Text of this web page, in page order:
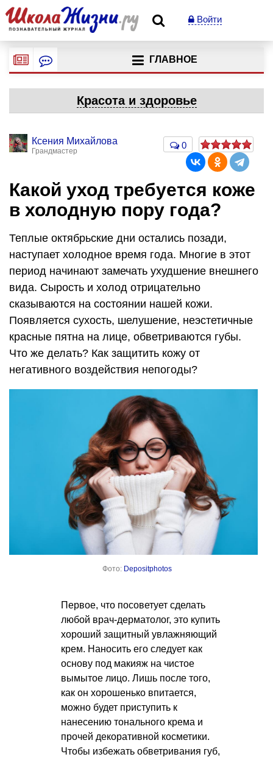
Войти
ГЛАВНОЕ
Красота и здоровье
Ксения Михайлова
Грандмастер
0
Какой уход требуется коже
в холодную пору года?
Теплые октябрьские дни остались позади,
наступает холодное время года. Многие в этот
период начинают замечать ухудшение внешнего
вида. Сырость и холод отрицательно
сказываются на состоянии нашей кожи.
Появляется сухость, шелушение, неэстетичные
красные пятна на лице, обветриваются губы.
Что же делать? Как защитить кожу от
негативного воздействия непогоды?
Фото: Depositphotos
Первое, что посоветует сделать
любой врач-дерматолог, это купить
хороший защитный увлажняющий
крем. Наносить его следует как
основу под макияж на чистое
вымытое лицо. Лишь после того,
как он хорошенько впитается,
можно будет приступить к
нанесению тонального крема и
прочей декоративной косметики.
Чтобы избежать обветривания губ,